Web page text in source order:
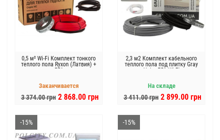
0,5 м² Wi-Fi Комплект тонкого
теплого пола Ryxon (Латвия) +
E51
Заканчивается
3 374.00 грн 2 868.00 грн
2,3 м2 Комплект кабельного
теплого пола под плитку Gray
Hot + E51 Wi-Fi
На складе
3 411.00 грн 2 899.00 грн
-15% -15%